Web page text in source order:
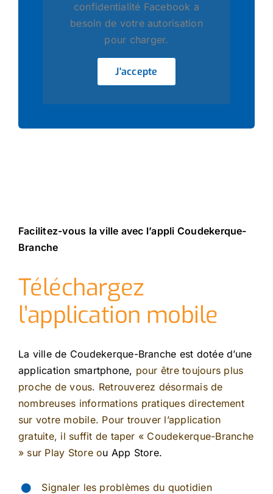
confidentialité Facebook a
besoin de votre autorisation
pour charger.
J'accepte
Facilitez-vous la ville avec l’appli Coudekerque-
Branche
Téléchargez
l’application mobile
La ville de Coudekerque-Branche est dotée d’une
application smartphone, pour être toujours plus
proche de vous. Retrouverez désormais de
nombreuses informations pratiques directement
sur votre mobile. Pour trouver l’application
gratuite, il suffit de taper « Coudekerque-Branche
» sur Play Store ou App Store.
Signaler les problèmes du quotidien